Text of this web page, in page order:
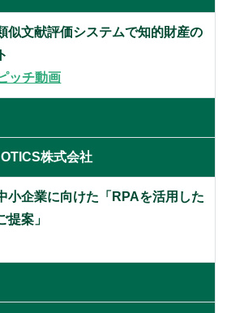
似文献評価システムで知的財産の
ッチ動画
株式会社
小企業に向けた「RPAを活用した
提案」